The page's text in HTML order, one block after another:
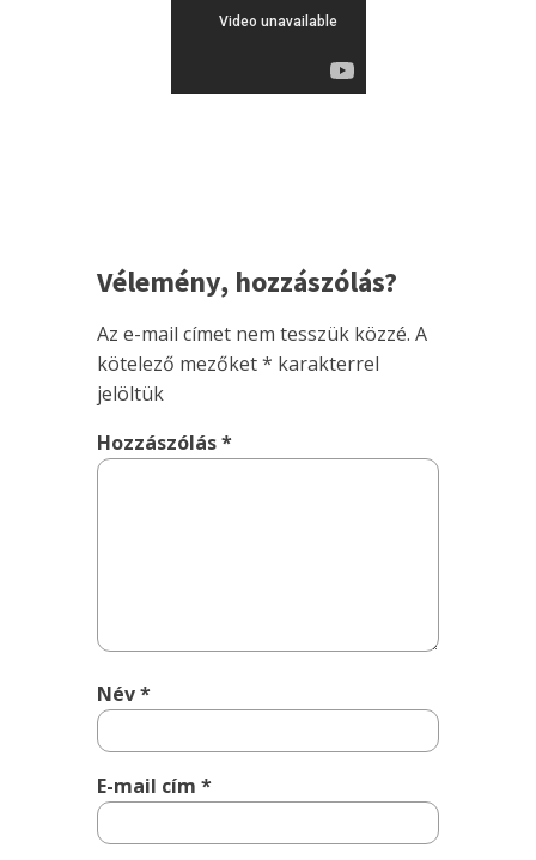
Vélemény, hozzászólás?
Az e-mail címet nem tesszük közzé. A
kötelező mezőket* karakterrel
jelöltük
Hozzászólás*
Név*
E-mail cím*